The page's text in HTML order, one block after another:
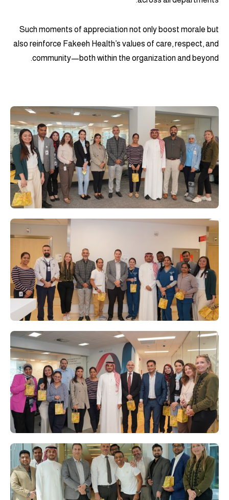
Such moments of appreciation not only boost morale but
also reinforce Fakeeh Health’s values of care, respect, and
community—both within the organization and beyond.